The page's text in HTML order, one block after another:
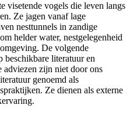
visetende vogels die leven langs
Ze jagen vanaf lage
nesttunnels in zandige
helder water, nestgelegenheid
De volgende
beschikbare literatuur en
adviezen zijn niet door ons
genoemd als
Ze dienen als externe